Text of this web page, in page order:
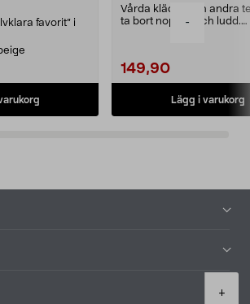
-
+
favorit” i
Vårda kläder och andra
ta bort noppor och ludd.
149,90
Lägg i varukorg